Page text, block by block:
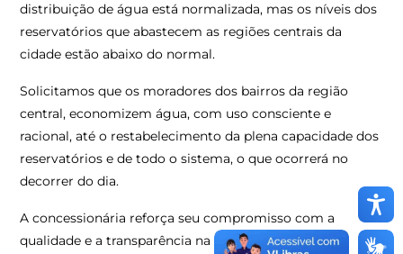
distribuição de água está normalizada, mas os níveis dos
reservatórios que abastecem as regiões centrais da
cidade estão abaixo do normal.
Solicitamos que os moradores dos bairros da região
central, economizem água, com uso consciente e
racional, até o restabelecimento da plena capacidade dos
reservatórios e de todo o sistema, o que ocorrerá no
decorrer do dia.
A concessionária reforça seu compromisso com a
qualidade e a transparência na prestação dos